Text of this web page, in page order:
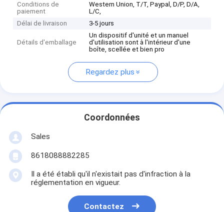
Conditions de
paiement
Western Union, T/T, Paypal, D/P, D/A,
L/C,
Délai de livraison
3-5 jours
Détails d'emballage
Un dispositif d'unité et un manuel
d'utilisation sont à l'intérieur d'une
boîte, scellée et bien pro
Regardez plus
Coordonnées
Sales
8618088882285
Il a été établi qu'il n'existait pas d'infraction à la
réglementation en vigueur.
Contactez